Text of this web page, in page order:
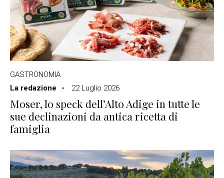
GASTRONOMIA
La redazione
22 Luglio 2026
Moser, lo speck dell’Alto Adige in tutte le
sue declinazioni da antica ricetta di
famiglia